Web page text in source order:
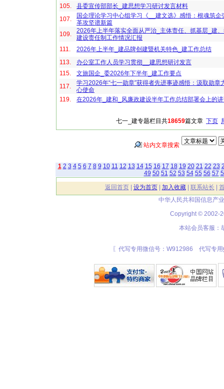
105.
县委宣传部部长_建思想学习研讨发言材料
107.
国企理论学习中心组学习《__建文选》感悟：根魂筑企
革攻坚谱新篇
109.
2026年上半年落实全面从严治_主体责任、抓基层_建
建设责任制工作情况汇报
111.
2026年上半年_建品牌创建暨机关特色_建工作总结
113.
办公室工作人员学习贯彻__建思想研讨发言
115.
文旅国企_委2026年下半年_建工作要点
117.
学习2026年“七一勋章”获得者先进事迹感悟：汲取勋章
心使命
119.
在2026年_建和_风廉政建设半年工作总结部署会上的
七一_建专题栏目共18659篇文章 下页
站内文章搜索
1 2 3 4 5 6 7 8 9 10 11 12 13 14 15 16 17 18 19 20 21 22 23
49 50 51 52 53 54 55 56 57
返回首页| 设为首页| 加入收藏| 联系站长
中华人民共和国信息产
Copyright © 2002-
本站会员客服：
〖代写专用微信号：W912986 代写专用